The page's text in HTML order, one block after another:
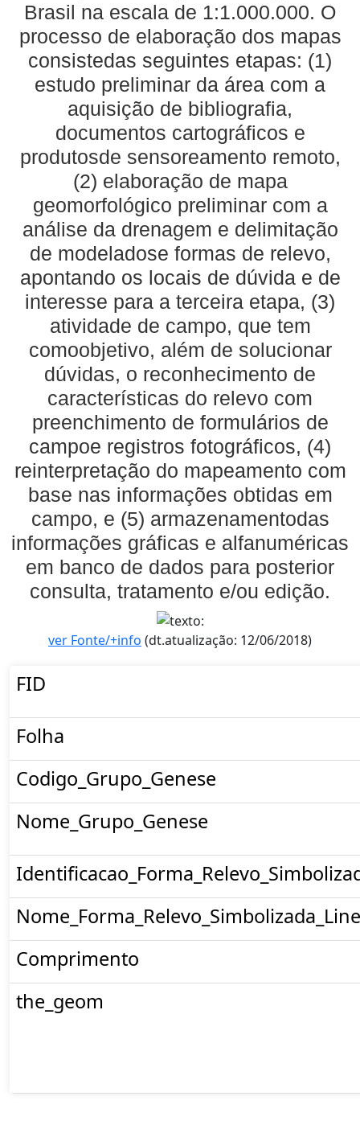
Brasil na escala de 1:1.000.000. O
processo de elaboração dos mapas
consistedas seguintes etapas: (1)
estudo preliminar da área com a
aquisição de bibliografia,
documentos cartográficos e
produtosde sensoreamento remoto,
(2) elaboração de mapa
geomorfológico preliminar com a
análise da drenagem e delimitação
de modeladose formas de relevo,
apontando os locais de dúvida e de
interesse para a terceira etapa, (3)
atividade de campo, que tem
comoobjetivo, além de solucionar
dúvidas, o reconhecimento de
características do relevo com
preenchimento de formulários de
campoe registros fotográficos, (4)
reinterpretação do mapeamento com
base nas informações obtidas em
campo, e (5) armazenamentodas
informações gráficas e alfanuméricas
em banco de dados para posterior
consulta, tratamento e/ou edição.
ver Fonte/+info (dt.atualização: 12/06/2018)
FID
Folha
Codigo_Grupo_Genese
Nome_Grupo_Genese
Comprimento
the_geom